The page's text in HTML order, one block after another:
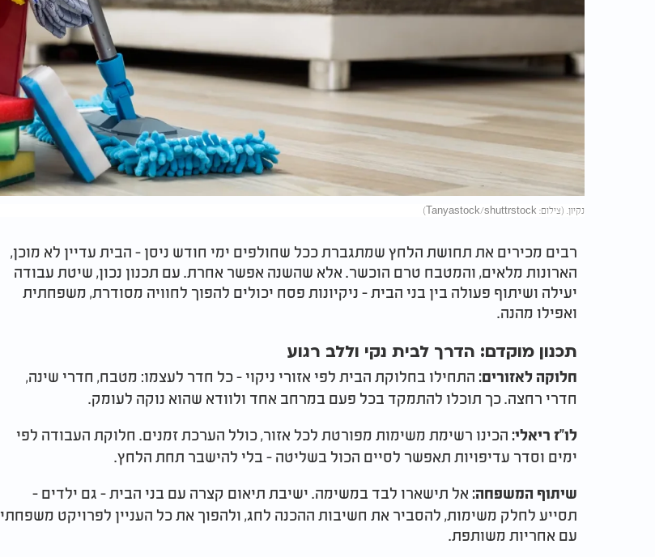
נקיון. (צילום: Tanyastock/shuttrstock)
רבים מכירים את תחושת הלחץ שמתגברת ככל שחולפים ימי חודש ניסן - הבית עדיין לא מוכן,
הארונות מלאים, והמטבח טרם הוכשר. אלא שהשנה אפשר אחרת. עם תכנון נכון, שיטת עבודה
יעילה ושיתוף פעולה בין בני הבית - ניקיונות פסח יכולים להפוך לחוויה מסודרת, משפחתית
ואפילו מהנה.
תכנון מוקדם: הדרך לבית נקי וללב רגוע
חלוקה לאזורים: התחילו בחלוקת הבית לפי אזורי ניקוי - כל חדר לעצמו: מטבח, חדרי שינה,
חדרי רחצה. כך תוכלו להתמקד בכל פעם במרחב אחד ולוודא שהוא נוקה לעומק.
לו"ז ריאלי: הכינו רשימת משימות מפורטת לכל אזור, כולל הערכת זמנים. חלוקת העבודה לפי
ימים וסדר עדיפויות תאפשר לסיים הכול בשליטה - בלי להישבר תחת הלחץ.
שיתוף המשפחה: אל תישארו לבד במשימה. ישיבת תיאום קצרה עם בני הבית - גם ילדים -
תסייע לחלק משימות, להסביר את חשיבות ההכנה לחג, ולהפוך את כל העניין לפרויקט משפחתי
עם אחריות משותפת.